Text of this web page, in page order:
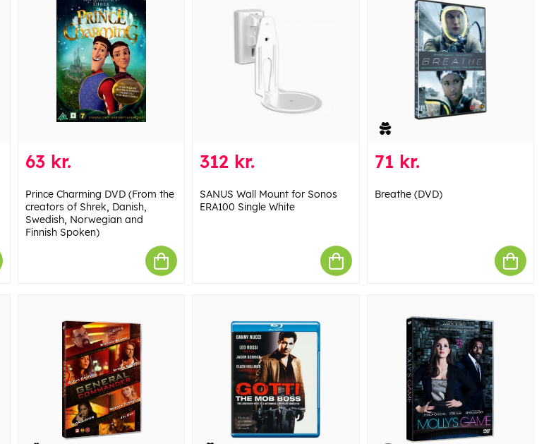
63 kr.
Prince Charming DVD (From the
creators of Shrek, Danish,
Swedish, Norwegian and
Finnish Spoken)
312 kr.
SANUS Wall Mount for Sonos
ERA100 Single White
71 kr.
Breathe (DVD)